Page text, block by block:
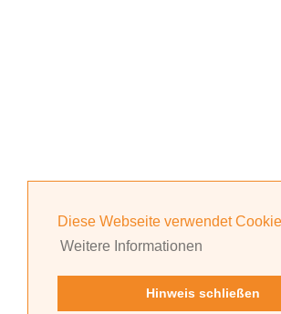
Diese Webseite verwendet
Weitere Informationen
Hinweis schließen